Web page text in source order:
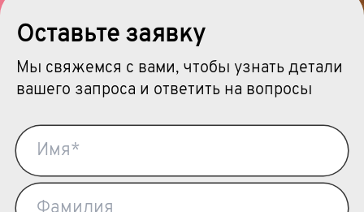
Оставьте заявку
Мы свяжемся с вами, чтобы узнать детали
вашего запроса и ответить на вопросы